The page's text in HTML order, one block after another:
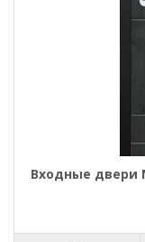
Входные двери